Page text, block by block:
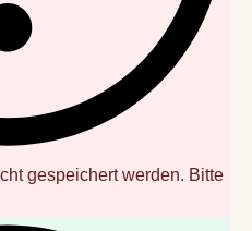
gespeichert werden. Bitte